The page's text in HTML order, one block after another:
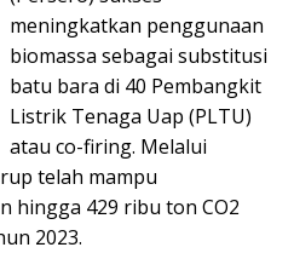
meningkatkan penggunaan
biomassa sebagai substitusi
batu bara di 40 Pembangkit
Listrik Tenaga Uap (PLTU)
atau co-firing. Melalui
telah mampu
hingga 429 ribu ton CO2
2023.